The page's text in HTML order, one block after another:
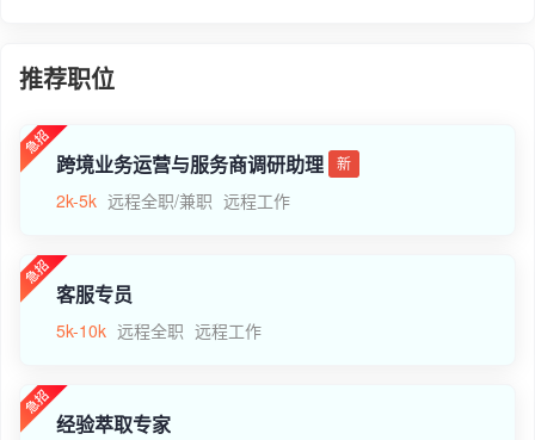
推荐职位
跨境业务运营与服务商调研助理 新
2k-5k 远程全职/兼职 远程工作
客服专员
5k-10k 远程全职 远程工作
经验萃取专家